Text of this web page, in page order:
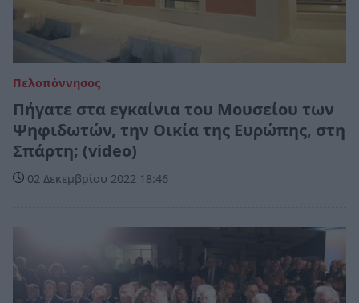
Πελοπόννησος
Πήγατε στα εγκαίνια του Μουσείου των
Ψηφιδωτών, την Οικία της Ευρώπης, στη
Σπάρτη; (video)
02 Δεκεμβρίου 2022 18:46